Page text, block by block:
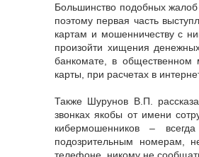
Большинство подобных
поэтому первая часть
картам и мошенничеству с
произойти хищения
банкомате, в общественном
карты, при расчетах в
Также Шурунов В.П.
звонках якобы от имени
кибермошенников –
подозрительным номерам,
телефоне, никому не